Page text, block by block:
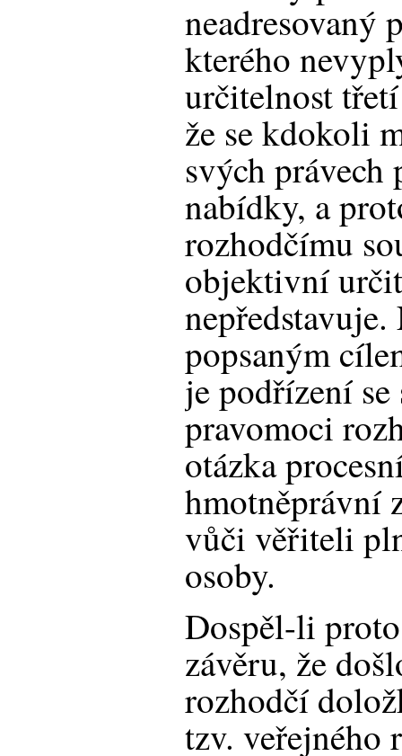
neadresovaný
kterého
určitelnost
že se kdokoli
svých právech
nabídky, a
rozhodčímu
objektivní
popsaným
je podřízení
pravomoci
otázka
hmotněprávní
vůči věřiteli
osoby.
Dospěl-li
závěru, že
rozhodčí
tzv. veřejného